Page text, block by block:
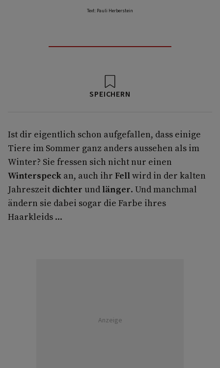
Text: Pauli Herberstein
SPEICHERN
Ist dir eigentlich schon aufgefallen, dass einige
Tiere im Sommer ganz anders aussehen als im
Winter? Sie fressen sich nicht nur einen
Winterspeck an, auch ihr Fellwird in der kalten
Jahreszeit dichter und länger. Und manchmal
ändern sie dabei sogar die Farbe ihres
Haarkleids ...
Anzeige